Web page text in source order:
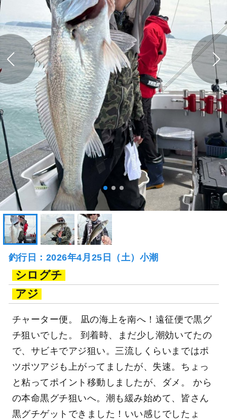
釣行日：2026年4月25日（土）小潮
シログチ
アジ
チャーター便。 凪の海上を南へ！遠征便で黒グ
チ狙いでした。 到着時、まだ少し潮効いてたの
で、サビキでアジ狙い。三流しくらいまではポ
ツポツアジも上がってましたが、失速。ちょっ
と粘ってポイント移動しましたが、ダメ。 から
の本命黒グチ狙いへ。潮も緩み始めて、皆さん
黒グチゲットできました！いい感じでしたょ